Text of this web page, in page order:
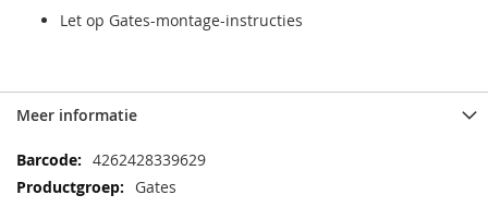
Let op Gates-montage-instructies
Meer informatie
Meer
informatie
4262428339629
Gates